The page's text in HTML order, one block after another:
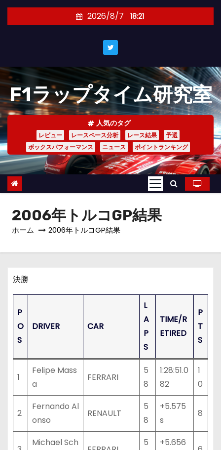
キ
ッ
プ
2026/8/7 18:21
F1ラップタイム研究室
人気のタグ
レビュー レースペース分析 レース結果
予選
ボックスパフォーマンス
ニュース ポイントランキング
2006年トルコGP結果
ホーム 2006年トルコGP結果
決勝
P
O
S
DRIVER CAR
L
A
P
S
TIME/R
ETIRED
P
T
S
1
Felipe Mass
a
FERRARI
5
8
1:28:51.0
82
1
0
2
Fernando Al
onso
RENAULT
5
8
+5.575
s
8
Michael Sch
5
+5.656